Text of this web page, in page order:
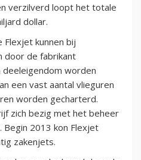
verzilverd loopt het totale
dollar.
Flexjet kunnen bij
door de fabrikant
worden
een vast aantal vlieguren
worden gecharterd.
zich bezig met het beheer
Begin 2013 kon Flexjet
zakenjets.